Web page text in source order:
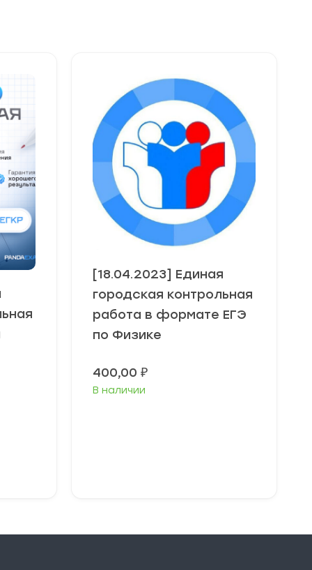
[18.04.2023] Единая
городская контрольная
работа в формате ЕГЭ
по Физике
400,00 ₽
В наличии